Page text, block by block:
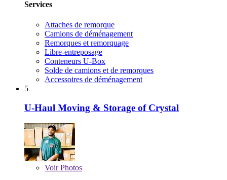
Services
Attaches de remorque
Camions de déménagement
Remorques et remorquage
Libre-entreposage
Conteneurs U-Box
Solde de camions et de remorques
Accessoires de déménagement
5
U-Haul Moving & Storage of Crystal
VoirPhotos